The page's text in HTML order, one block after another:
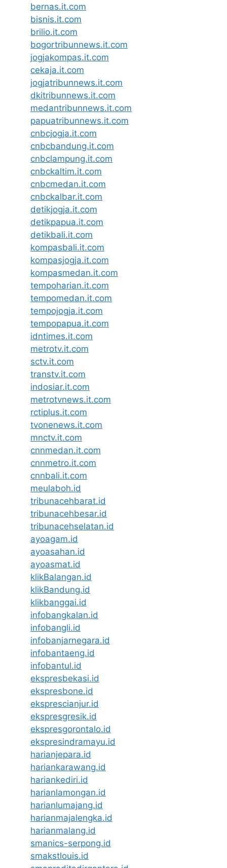
bernas.it.com
bisnis.it.com
brilio.it.com
bogortribunnews.it.com
jogjakompas.it.com
cekaja.it.com
jogjatribunnews.it.com
dkitribunnews.it.com
medantribunnews.it.com
papuatribunnews.it.com
cnbcjogja.it.com
cnbcbandung.it.com
cnbclampung.it.com
cnbckaltim.it.com
cnbcmedan.it.com
cnbckalbar.it.com
detikjogja.it.com
detikpapua.it.com
detikbali.it.com
kompasbali.it.com
kompasjogja.it.com
kompasmedan.it.com
tempoharian.it.com
tempomedan.it.com
tempojogja.it.com
tempopapua.it.com
idntimes.it.com
metrotv.it.com
sctv.it.com
transtv.it.com
indosiar.it.com
metrotvnews.it.com
rctiplus.it.com
tvonenews.it.com
mnctv.it.com
cnnmedan.it.com
cnnmetro.it.com
cnnbali.it.com
meulaboh.id
tribunacehbarat.id
tribunacehbesar.id
tribunacehselatan.id
ayoagam.id
ayoasahan.id
ayoasmat.id
klikBalangan.id
klikBandung.id
klikbanggai.id
infobangkalan.id
infobangli.id
infobanjarnegara.id
infobantaeng.id
infobantul.id
ekspresbekasi.id
ekspresbone.id
eksprescianjur.id
ekspresgresik.id
ekspresgorontalo.id
ekspresindramayu.id
harianjepara.id
hariankarawang.id
hariankediri.id
harianlamongan.id
harianlumajang.id
harianmajalengka.id
harianmalang.id
smanics-serpong.id
smakstlouis.id